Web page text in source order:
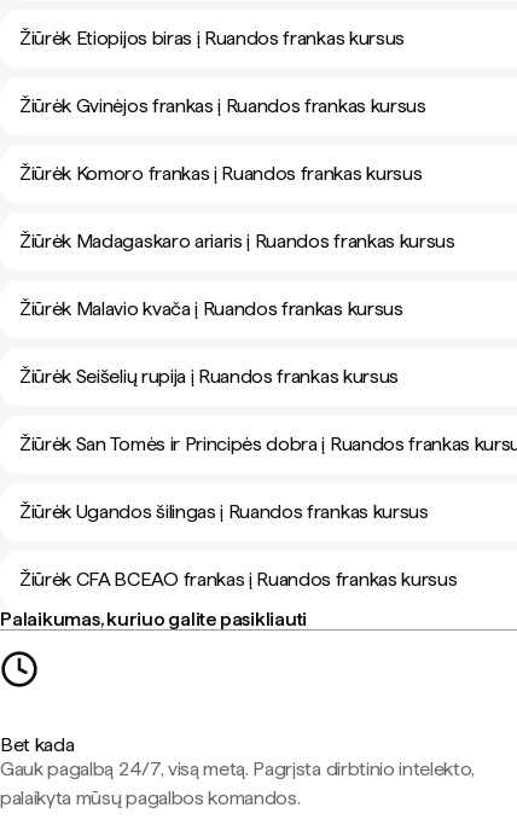
Žiūrėk Etiopijos biras į Ruandos frankas kursus
Žiūrėk Gvinėjos frankas į Ruandos frankas kursus
Žiūrėk Komoro frankas į Ruandos frankas kursus
Žiūrėk Madagaskaro ariaris į Ruandos frankas kursus
Žiūrėk Malavio kvača į Ruandos frankas kursus
Žiūrėk Seišelių rupija į Ruandos frankas kursus
Žiūrėk San Tomės ir Principės dobra į Ruandos frankas
Žiūrėk Ugandos šilingas į Ruandos frankas kursus
Žiūrėk CFA BCEAO frankas į Ruandos frankas kursus
Palaikumas, kuriuo galite pasikliauti
Bet kada
Gauk pagalbą 24/7, visą metą. Pagrįsta dirbtinio intelekto,
palaikyta mūsų pagalbos komandos.